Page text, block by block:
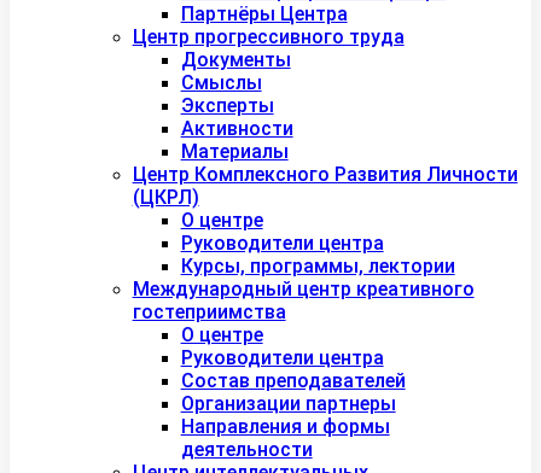
Партнёры Центра
Центр прогрессивного труда
Документы
Смыслы
Эксперты
Активности
Материалы
Центр Комплексного Развития Личности
(ЦКРЛ)
О центре
Руководители центра
Курсы, программы, лектории
Международный центр креативного
гостеприимства
О центре
Руководители центра
Состав преподавателей
Организации партнеры
Направления и формы
деятельности